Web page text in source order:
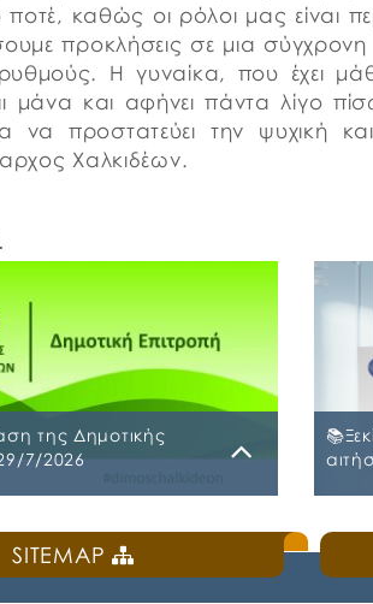
καθώς οι ρόλοι μας είναι
προκλήσεις σε μια σύγχρονη
ρυθμούς. Η γυναίκα, που έχει
μάνα και αφήνει πάντα λίγο
προστατεύει την ψυχική
Χαλκιδέων.
της Δημοτικής
7/2026
της Δημοτικής Επιτροπής
Δημοτικό Κατάστημα επί
🛎️Ο
και
SITEMAP